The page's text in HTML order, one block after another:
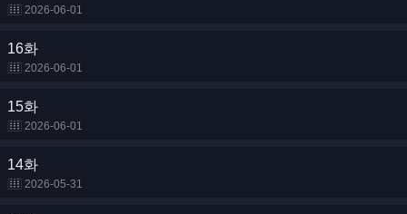
2026-06-01
16화
2026-06-01
15화
2026-06-01
14화
2026-05-31